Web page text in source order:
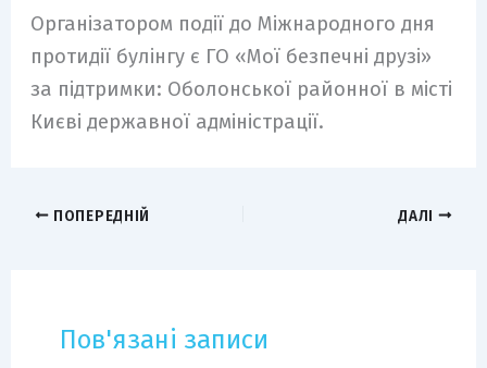
Організатором події до Міжнародного дня
протидії булінгу є ГО «Мої безпечні друзі»
за підтримки: Оболонської районної в місті
Києві державної адміністрації.
ПОПЕРЕДНІЙ ДАЛІ
Пов'язані записи